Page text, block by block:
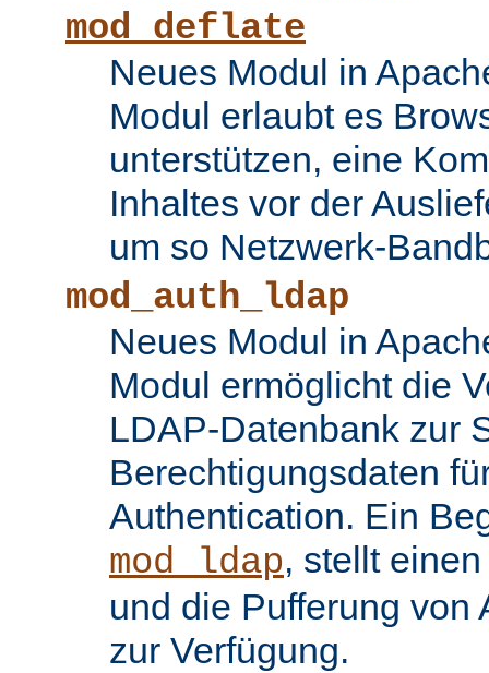
mod_deflate
Neues Modul in
Modul erlaubt es
unterstützen, eine
Inhaltes vor der
um so Netzwerk-
mod_auth_ldap
Neues Modul in
Modul ermöglicht die
LDAP-Datenbank zur
Berechtigungsdaten
Authentication. Ein
mod_ldap, stellt
und die Pufferung von
zur Verfügung.